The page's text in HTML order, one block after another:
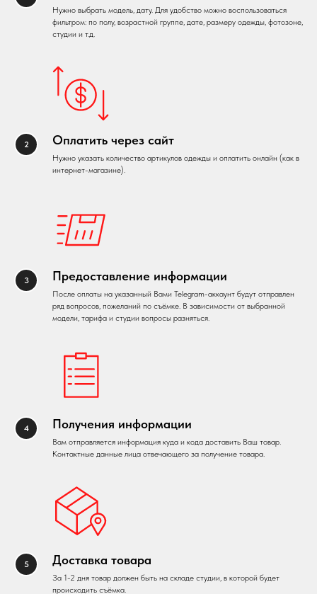
Нужно выбрать модель, дату. Для удобство можно воспользоваться
фильтром: по полу, возрастной группе, дате, размеру одежды, фотозоне,
студии и т.д.
Оплатить через сайт
Нужно указать количество артикулов одежды и оплатить онлайн (как в
интернет-магазине).
Предоставление информации
После оплаты на указанный Вами Telegram-аккаунт будут отправлен
ряд вопросов, пожеланий по съёмке. В зависимости от выбранной
модели, тарифа и студии вопросы разняться.
Получения информации
Вам отправляется информация куда и кода доставить Ваш товар.
Контактные данные лица отвечающего за получение товара.
Доставка товара
За 1-2 дня товар должен быть на складе студии, в которой будет
происходить съёмка.